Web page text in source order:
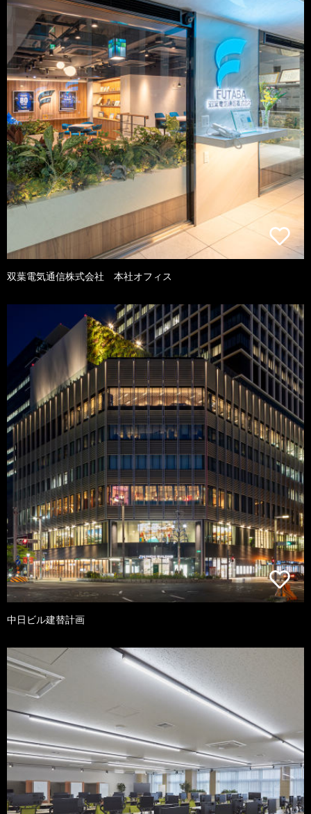
双葉電気通信株式会社 本社オフィス
中日ビル建替計画